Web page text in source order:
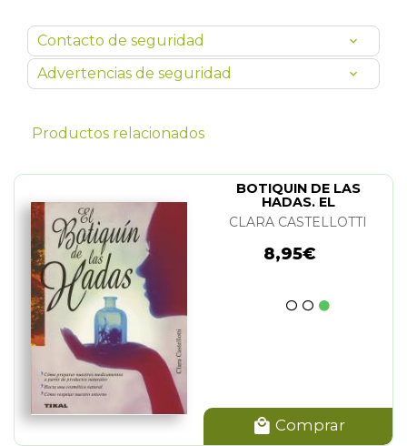
Contacto de seguridad
Advertencias de seguridad
Productos relacionados
BOTIQUIN DE LAS
HADAS. EL
CLARA CASTELLOTTI
8,95€
Comprar